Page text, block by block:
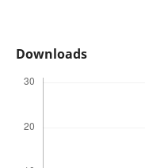
Downloads